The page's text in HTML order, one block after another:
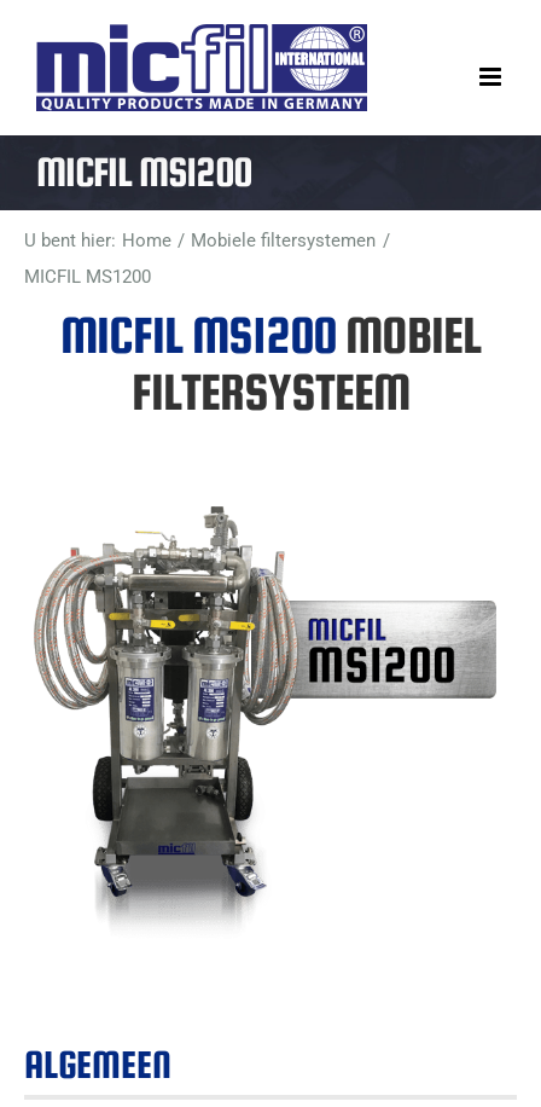
inhoud
MICFIL MS1200
U bent hier: Home
Mobiele filtersystemen
MICFIL MS1200
MICFIL MS1200 MOBIEL
FILTERSYSTEEM
ALGEMEEN